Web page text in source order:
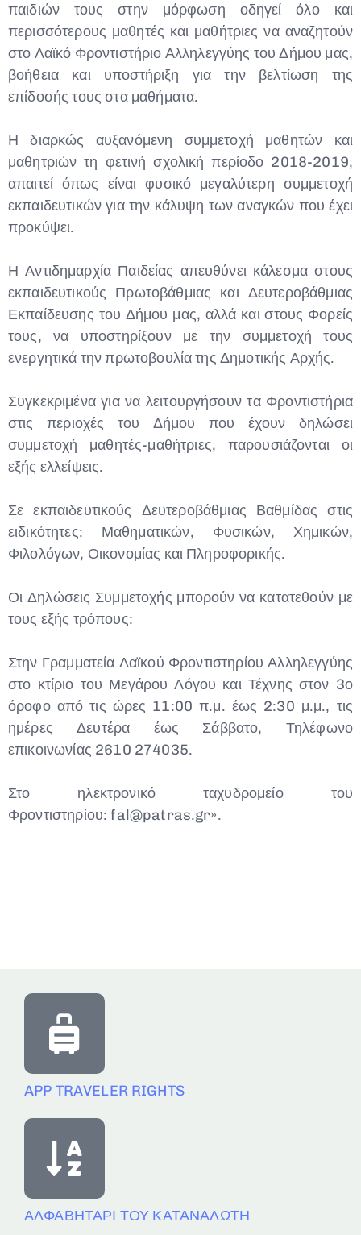
παιδιών τους στην μόρφωση οδηγεί όλο και
περισσότερους μαθητές και μαθήτριες να αναζητούν
στο Λαϊκό Φροντιστήριο Αλληλεγγύης του Δήμου μας,
βοήθεια και υποστήριξη για την βελτίωση της
επίδοσής τους στα μαθήματα.
Η διαρκώς αυξανόμενη συμμετοχή μαθητών και
μαθητριών τη φετινή σχολική περίοδο 2018-2019,
απαιτεί όπως είναι φυσικό μεγαλύτερη συμμετοχή
εκπαιδευτικών για την κάλυψη των αναγκών που έχει
προκύψει.
Η Αντιδημαρχία Παιδείας απευθύνει κάλεσμα στους
εκπαιδευτικούς Πρωτοβάθμιας και Δευτεροβάθμιας
Εκπαίδευσης του Δήμου μας, αλλά και στους Φορείς
τους, να υποστηρίξουν με την συμμετοχή τους
ενεργητικά την πρωτοβουλία της Δημοτικής Αρχής.
Συγκεκριμένα για να λειτουργήσουν τα Φροντιστήρια
στις περιοχές του Δήμου που έχουν δηλώσει
συμμετοχή μαθητές-μαθήτριες, παρουσιάζονται οι
εξής ελλείψεις.
Σε εκπαιδευτικούς Δευτεροβάθμιας Βαθμίδας στις
ειδικότητες: Μαθηματικών, Φυσικών, Χημικών,
Φιλολόγων, Οικονομίας και Πληροφορικής.
Οι Δηλώσεις Συμμετοχής μπορούν να κατατεθούν με
τους εξής τρόπους:
Στην Γραμματεία Λαϊκού Φροντιστηρίου Αλληλεγγύης
στο κτίριο του Μεγάρου Λόγου και Τέχνης στον 3ο
όροφο από τις ώρες 11:00 π.μ. έως 2:30 μ.μ., τις
ημέρες Δευτέρα έως Σάββατο, Τηλέφωνο
επικοινωνίας 2610 274035.
Στο ηλεκτρονικό ταχυδρομείο του
Φροντιστηρίου: fal@patras.gr».
APP TRAVELER RIGHTS
ΑΛΦΑΒΗΤΑΡΙ ΤΟΥ ΚΑΤΑΝΑΛΩΤΗ